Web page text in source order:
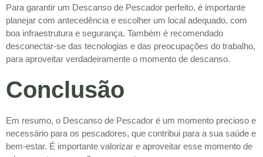
Para garantir um Descanso de Pescador perfeito, é importante
planejar com antecedência e escolher um local adequado, com
boa infraestrutura e segurança. Também é recomendado
desconectar-se das tecnologias e das preocupações do trabalho,
para aproveitar verdadeiramente o momento de descanso.
Conclusão
Em resumo, o Descanso de Pescador é um momento precioso e
necessário para os pescadores, que contribui para a sua saúde e
bem-estar. É importante valorizar e aproveitar esse momento de